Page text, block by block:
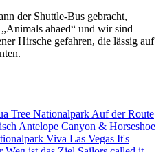
der Shuttle-Bus gebracht,
ahaed“ und wir sind
Hirsche gefahren, die lässig auf
Tree NationalparkAuf der Route
Antelope Canyon & Horseshoe
Viva Las Vegas It's